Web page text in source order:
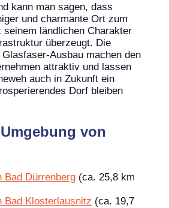
kann man sagen, dass
und charmante Ort zum
seinem ländlichen Charakter
überzeugt. Die
Ausbau machen den
attraktiv und lassen
auch in Zukunft ein
Dorf bleiben
von
Bad Dürrenberg (ca. 25,8 km
Bad Klosterlausnitz (ca. 19,7